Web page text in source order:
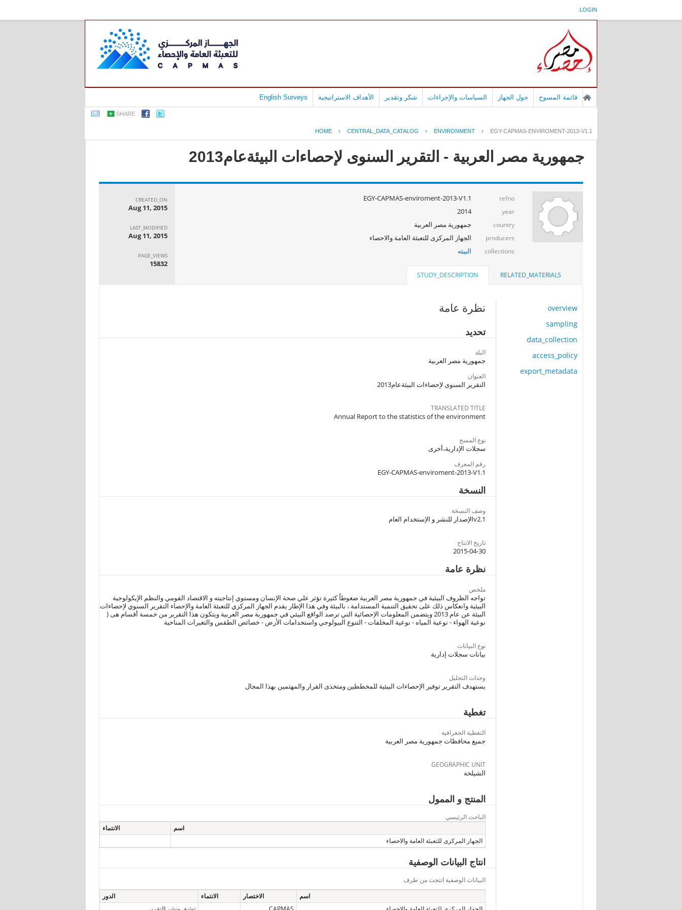
LOGIN
قائمة المسوح حول الجهاز السياسات والإجراءات شكر وتقدير الأهداف الاستراتيجية English Surveys
SHARE
HOME › CENTRAL_DATA_CATALOG › ENVIRONMENT › EGY-CAPMAS-ENVIROMENT-2013-V1.1
جمهورية مصر العربية - التقرير السنوى لإحصاءات البيئةعام2013
refno
EGY-CAPMAS-enviroment-2013-V1.1
year
2014
country جمهورية مصر العربية
producers الجهاز المركزى للتعبئة العامة والاحصاء
collections البيئه
CREATED_ON
Aug 11, 2015
LAST_MODIFIED
Aug 11, 2015
PAGE_VIEWS
15832
RELATED_MATERIALS
STUDY_DESCRIPTION
overview
sampling
data_collection
access_policy
export_metadata
نظرة عامة
تحديد
البلد
جمهورية مصر العربية
العنوان
التقرير السنوى لإحصاءات البيئةعام2013
TRANSLATED TITLE
Annual Report to the statistics of the environment
نوع المسح
سجلات الإدارية،أخرى
رقم المعرف
EGY-CAPMAS-enviroment-2013-V1.1
النسخة
وصف النسخة
v2.1الإصدار للنشر و الإستخدام العام
تاريخ الانتاج
2015-04-30
نظرة عامة
ملخص
تواجه الظروف البيئية في جمهورية مصر العربية ضغوطاً كثيرة تؤثر علي صحة الإنسان ومستوي إنتاجيته و الاقتصاد القومي والنظم الإيكولوجية
البيئية وانعكاس ذلك على تحقيق التنمية المستدامة ، بالبيئة وفي هذا الإطار يقدم الجهاز المركزي للتعبئة العامة والإحصاء التقرير السنوي لإحصاءات
البيئة عن عام 2013 ويتضمن المعلومات الإحصائية التي ترصد الواقع البيئي في جمهورية مصر العربية ويتكون هذا التقرير من خمسة أقسام هى (
نوعية الهواء - نوعية المياه - نوعية المخلفات - التنوع البيولوجي واستخدامات الأرض - خصائص الطقس والتغيرات المناخية
نوع البيانات
بيانات سجلات إدارية
وحدات التحليل
يستهدف التقرير توفير الإحصاءات البيئية للمخططين ومتخذى القرار والمهتمين بهذا المجال
تغطية
التغطية الجغرافية
جميع محافظات جمهورية مصر العربية
GEOGRAPHIC UNIT
الشيلخة
المنتج و الممول
الباحث الرئيسي
اسم
الانتماء
الجهاز المركزى للتعبئة العامة والاحصاء
انتاج البيانات الوصفية
البيانات الوصفية انتجت من طرف
اسم
الاختصار الانتماء
الدور